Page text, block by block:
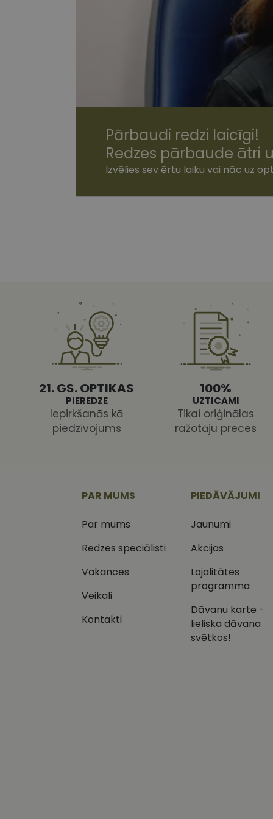
Pārbaudi redzi laicīgi!
Redzes pārbaude ātri
Izvēlies sev ērtu laiku vai nāc uz
21. GS. OPTIKAS
PIEREDZE
Iepirkšanās kā
piedzīvojums
100%
UZTICAMI
Tikai oriģinālas
ražotāju preces
PAR MUMS
Par mums
Redzes speciālisti
Vakances
Veikali
Kontakti
PIEDĀVĀJUMI
Jaunumi
Akcijas
Lojalitātes
programma
Dāvanu karte -
lieliska dāvana
svētkos!
Šīs sīkdatnes
sīkdatnes identificē
tīmekļa vietne
pakalpojumus. Šīs
gadus. Šīs noteikti
Nosaukums
shipping_country
_clsk
__kla_id
_ga_C03QQNST0X
_gcl_au
MUID
SM
SRM_B
_fbp
Inc.
IDE
MR
MUID